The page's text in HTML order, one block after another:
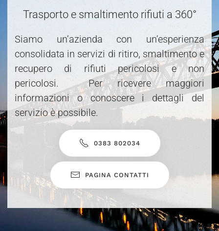
Trasporto e smaltimento rifiuti a 360°
Siamo un’azienda con un’esperienza
consolidata in servizi di ritiro, smaltimento e
recupero di rifiuti pericolosi e non
pericolosi. Per ricevere maggiori
informazioni o conoscere i dettagli del
servizio è possibile.
0383 802034
PAGINA CONTATTI